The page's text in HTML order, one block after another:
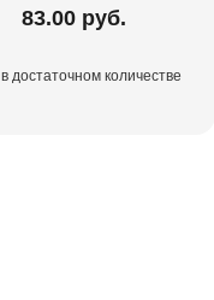
83.00 руб.
в достаточном количестве